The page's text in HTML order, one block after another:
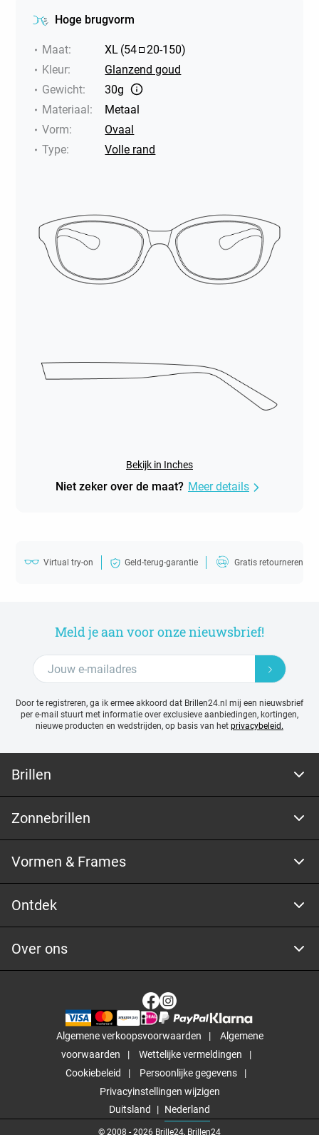
Hoge brugvorm
Maat: XL (54 20-150)
Kleur:
Glanzend goud
Gewicht:
30g
Materiaal:
Metaal
Vorm:
Ovaal
Type: Volle rand
Bekijk in Inches
Niet zeker over de maat? Meer details
Virtual try-on Geld-terug-garantie Gratis retourneren
Meld je aan voor onze nieuwsbrief!
Door te registreren, ga ik ermee akkoord dat Brillen24.nl mij een nieuwsbrief
per e-mail stuurt met informatie over exclusieve aanbiedingen, kortingen,
nieuwe producten en wedstrijden, op basis van het privacybeleid.
Brillen
Zonnebrillen
Vormen & Frames
Ontdek
Over ons
Algemene verkoopsvoorwaarden
Algemene
voorwaarden
Wettelijke vermeldingen
Cookiebeleid
Persoonlijke gegevens
Privacyinstellingen wijzigen
Duitsland
Nederland
© 2008 - 2026 Brille24, Brillen24